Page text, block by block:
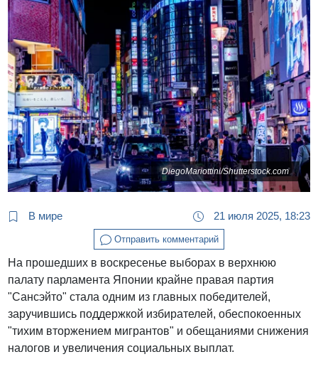
DiegoMariottini/Shutterstock.com
В мире 21 июля 2025, 18:23
Отправить комментарий
На прошедших в воскресенье выборах в верхнюю
палату парламента Японии крайне правая партия
"Сансэйто" стала одним из главных победителей,
заручившись поддержкой избирателей, обеспокоенных
"тихим вторжением мигрантов" и обещаниями снижения
налогов и увеличения социальных выплат.